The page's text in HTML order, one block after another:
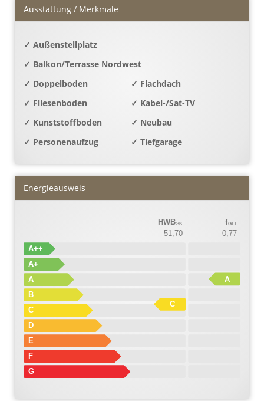
Ausstattung / Merkmale
✓ Außenstellplatz
✓ Balkon/Terrasse Nordwest
✓ Doppelboden
✓ Flachdach
✓ Fliesenboden
✓ Kabel-/Sat-TV
✓ Kunststoffboden
✓ Neubau
✓ Personenaufzug
✓ Tiefgarage
Energieausweis
HWBSK
51,70 0,77
fGEE
A++
A+
A
B
C
D
E
F
G
A
C